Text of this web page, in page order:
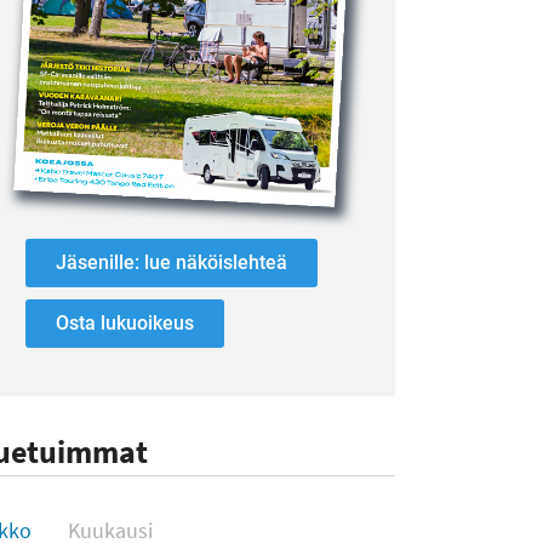
Jäsenille: lue näköislehteä
Osta lukuoikeus
Kuukausi